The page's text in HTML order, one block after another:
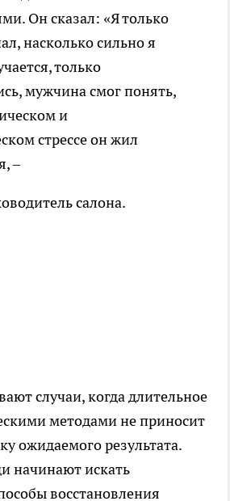
Он сказал: «Я только
насколько сильно я
только
мужчина смог понять,
и
стрессе он жил
–
салона.
случаи, когда длительное
методами не приносит
ожидаемого результата.
начинают искать
восстановления